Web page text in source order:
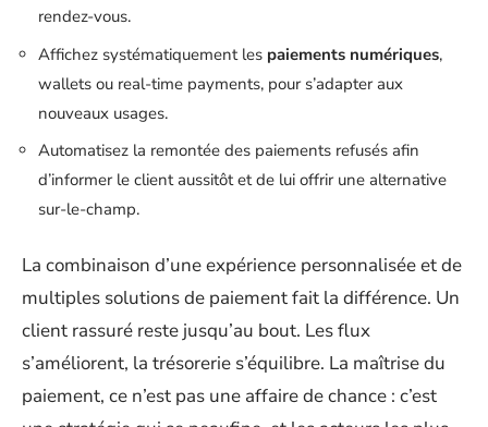
rendez-vous.
Affichez systématiquement les paiements numériques,
wallets ou real-time payments, pour s’adapter aux
nouveaux usages.
Automatisez la remontée des paiements refusés afin
d’informer le client aussitôt et de lui offrir une alternative
sur-le-champ.
La combinaison d’une expérience personnalisée et de
multiples solutions de paiement fait la différence. Un
client rassuré reste jusqu’au bout. Les flux
s’améliorent, la trésorerie s’équilibre. La maîtrise du
paiement, ce n’est pas une affaire de chance : c’est